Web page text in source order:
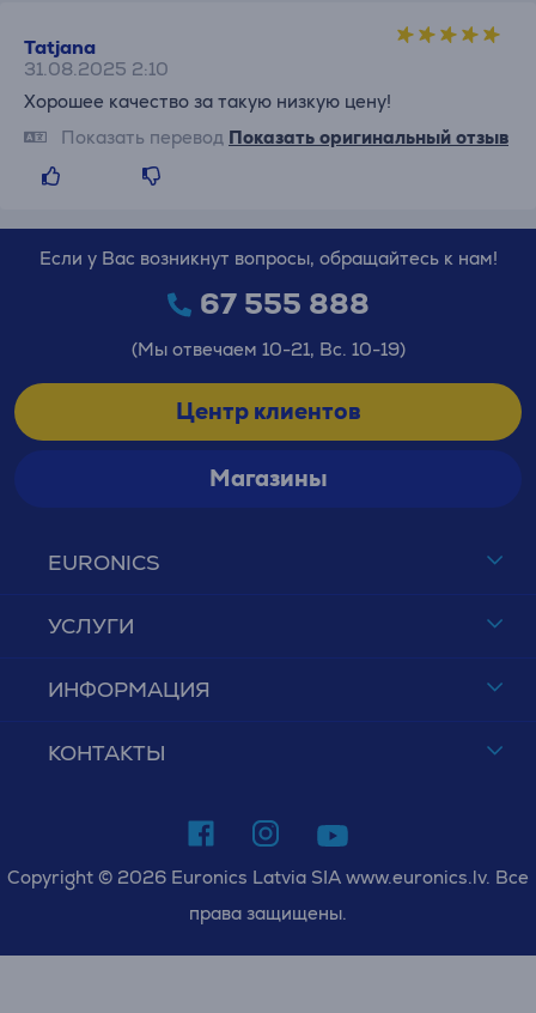
Tatjana
31.08.2025 2:10
Хорошее качество за такую низкую цену!
Показать перевод Показать оригинальный отзыв
EURONICS
УСЛУГИ
ИНФОРМАЦИЯ
КОНТАКТЫ
Если у Вас возникнут вопросы, обращайтесь к нам!
67 555 888
(Мы отвечаем 10-21, Вс. 10-19)
Центр клиентов
Магазины
Copyright © 2026 Euronics Latvia SIA www.euronics.lv. Все
права защищены.